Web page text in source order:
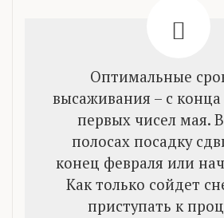
Оптимальные
высаживания – с
первых чисел мая.
полосах посадку
конец февраля или
Как только сойдет
приступать к